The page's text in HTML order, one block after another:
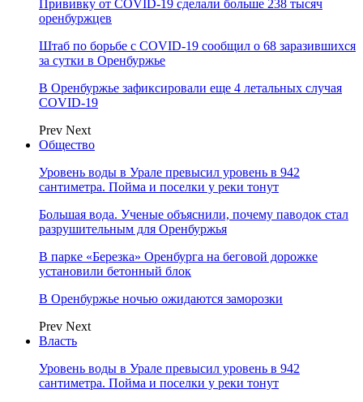
Прививку от COVID-19 сделали больше 238 тысяч
оренбуржцев
Штаб по борьбе с СOVID-19 сообщил о 68 заразившихся
за сутки в Оренбуржье
В Оренбуржье зафиксировали еще 4 летальных случая
COVID-19
Prev Next
Общество
Уровень воды в Урале превысил уровень в 942
сантиметра. Пойма и поселки у реки тонут
Большая вода. Ученые объяснили, почему паводок стал
разрушительным для Оренбуржья
В парке «Березка» Оренбурга на беговой дорожке
установили бетонный блок
В Оренбуржье ночью ожидаются заморозки
Prev Next
Власть
Уровень воды в Урале превысил уровень в 942
сантиметра. Пойма и поселки у реки тонут